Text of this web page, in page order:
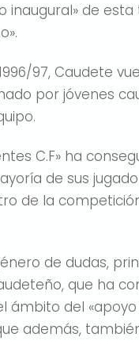
de
97, Caudete
por jóvenes
C.F» ha
de sus
de la
de dudas,
que ha
ámbito del
además,